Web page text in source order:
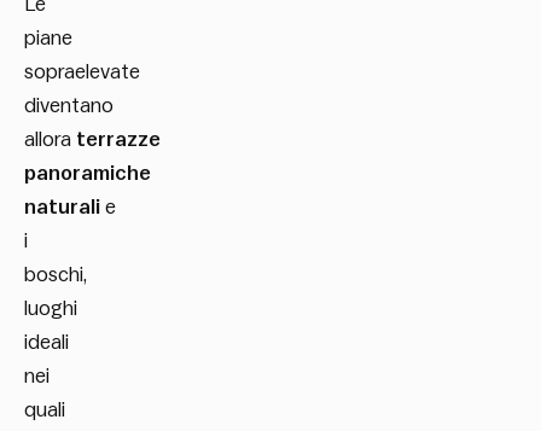
Le
piane
sopraelevate
diventano
allora terrazze
panoramiche
naturali e
i
boschi,
luoghi
ideali
nei
quali